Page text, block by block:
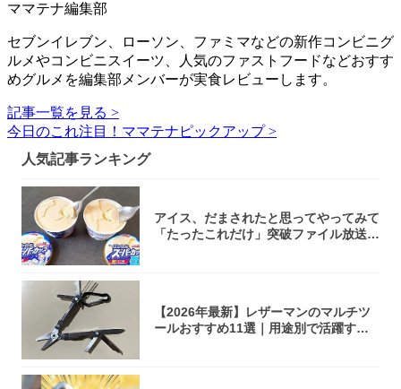
ママテナ編集部
セブンイレブン、ローソン、ファミマなどの新作コンビニグ
ルメやコンビニスイーツ、人気のファストフードなどおすす
めグルメを編集部メンバーが実食レビューします。
記事一覧を見る >
今日のこれ注目！ママテナピックアップ >
人気記事ランキング
アイス、だまされたと思ってやってみて
「たったこれだけ」突破ファイル放送で
【2026年最新】レザーマンのマルチツ
ールおすすめ11選｜用途別で活躍する